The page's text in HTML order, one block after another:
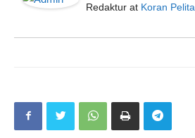
Redaktur at Koran Pelita